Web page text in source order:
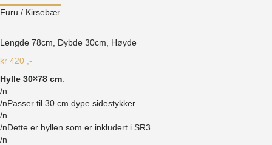
Furu / Kirsebær
Lengde 78cm, Dybde 30cm, Høyde
kr 420 ,-
Hylle 30×78 cm
/n
/nPasser til 30 cm dype sidestykker.
/n
/nDette er hyllen som er inkludert i SR3.
/n